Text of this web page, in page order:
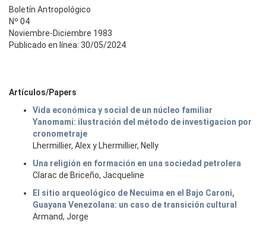
Boletín Antropológico
Nº 04
Noviembre-Diciembre 1983
Publicado en línea: 30/05/2024
Artículos/Papers
Vida económica y social de un núcleo familiar
Yanomami: ilustración del método de investigacion por
cronometraje
Lhermillier, Alex y Lhermillier, Nelly
Una religión en formación en una sociedad petrolera
Clarac de Briceño, Jacqueline
El sitio arqueológico de Necuima en el Bajo Caroni,
Guayana Venezolana: un caso de transición cultural
Armand, Jorge